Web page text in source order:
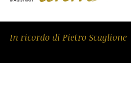
In ricordo di Pietro Scaglione